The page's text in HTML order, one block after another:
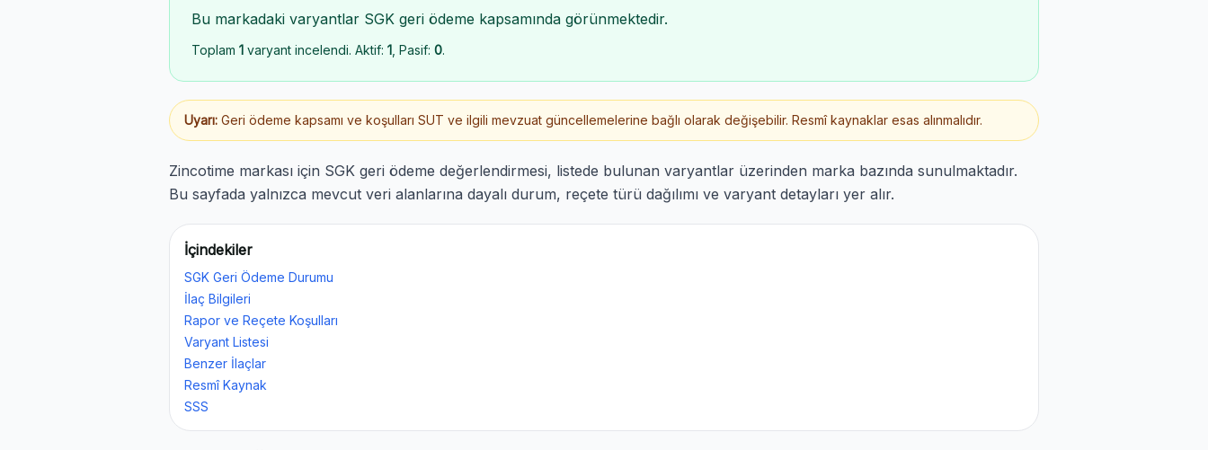
Bu markadaki varyantlar SGK geri ödeme kapsamında görünmektedir.
Toplam 1 varyant incelendi. Aktif: 1 , Pasif: 0.
Uyarı: Geri ödeme kapsamı ve koşulları SUT ve ilgili mevzuat güncellemelerine bağlı olarak değişebilir. Resmî kaynaklar esas alınmalıdır.
Zincotime markası için SGK geri ödeme değerlendirmesi, listede bulunan varyantlar üzerinden marka bazında sunulmaktadır.
Bu sayfada yalnızca mevcut veri alanlarına dayalı durum, reçete türü dağılımı ve varyant detayları yer alır.
İçindekiler
SGK Geri Ödeme Durumu
İlaç Bilgileri
Rapor ve Reçete Koşulları
Varyant Listesi
Benzer İlaçlar
Resmî Kaynak
SSS